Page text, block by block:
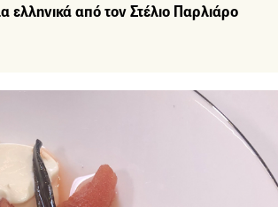
ελληνικά από τον Στέλιο Παρλιάρο